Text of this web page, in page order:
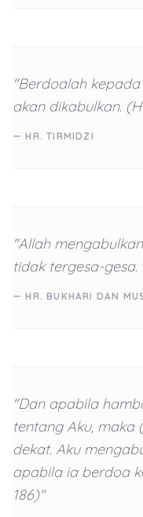
"Berdoalah
akan dikabulkan.
— HR. TIRMIDZI
"Allah
tidak tergesa-gesa.
— HR. BUKHARI DAN
"Dan apabila
tentang Aku, maka
dekat. Aku
apabila ia berdoa
186)"